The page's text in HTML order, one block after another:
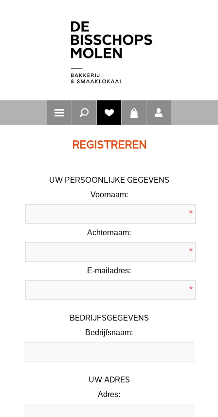
REGISTREREN
UW PERSOONLIJKE GEGEVENS
Voornaam:
*
Achternaam:
*
E-mailadres:
*
BEDRIJFSGEGEVENS
Bedrijfsnaam:
UW ADRES
Adres: